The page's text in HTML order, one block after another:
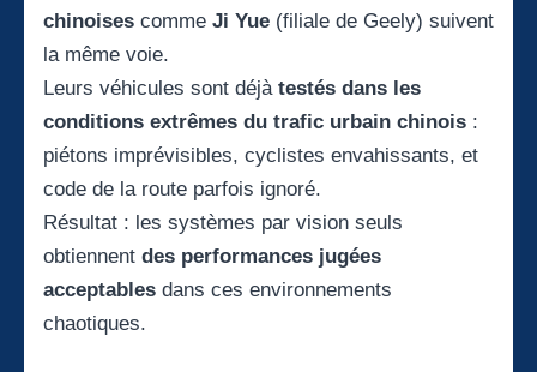
chinoises comme Ji Yue (filiale de Geely) suivent
la même voie.
Leurs véhicules sont déjà testés dans les
conditions extrêmes du trafic urbain chinois :
piétons imprévisibles, cyclistes envahissants, et
code de la route parfois ignoré.
Résultat : les systèmes par vision seuls
obtiennent des performances jugées
acceptables dans ces environnements
chaotiques.